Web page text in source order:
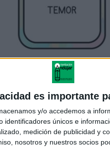
es importante
y/o accedemos a
identificadores únicos e
medición de publicidad y
nosotros y nuestros socios